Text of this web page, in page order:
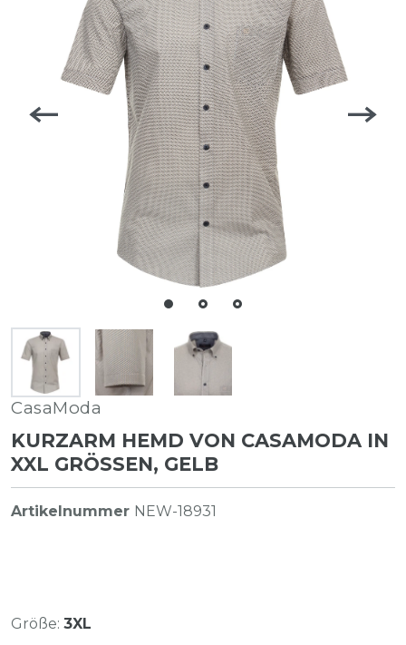
CasaModa
KURZARM HEMD VON CASAMODA IN
XXL GRÖSSEN, GELB
Artikelnummer NEW-18931
Größe: 3XL